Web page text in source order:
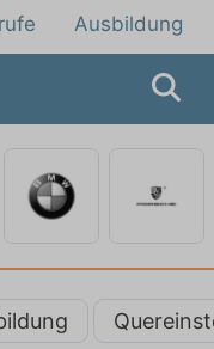
Ausbildung